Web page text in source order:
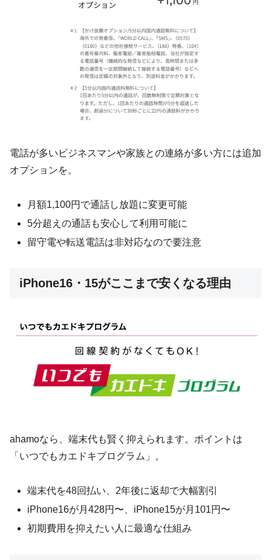
電話が多いビジネスマンや家族との連絡が多い方には追加
オプションを。
月額1,100円で通話し放題に変更可能
5分超えの通話も安心して利用可能に
留守電や転送電話は非対応なので要注意
iPhone16・15がここまで安くなる理由
ahamoなら、端末代も賢く抑えられます。ポイントは
「いつでもカエドキプログラム」。
端末代を48回払い、2年後に返却で大幅割引
iPhone16が月428円〜、iPhone15が月101円〜
初期費用を抑えたい人に最適な仕組み